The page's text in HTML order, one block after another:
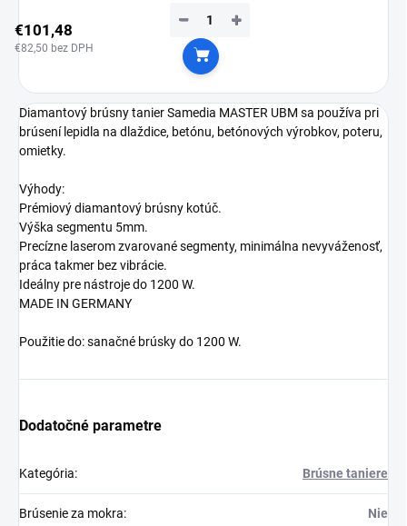
€101,48
€82,50 bez DPH
+
−
Do košíka
Diamantový brúsny tanier Samedia MASTER UBM sa používa pri
brúsení lepidla na dlaždice, betónu, betónových výrobkov, poteru,
omietky.
Výhody:
Prémiový diamantový brúsny kotúč.
Výška segmentu 5mm.
Precízne laserom zvarované segmenty, minimálna nevyváženosť,
práca takmer bez vibrácie.
Ideálny pre nástroje do 1200 W.
MADE IN GERMANY
Použitie do: sanačné brúsky do 1200 W.
Dodatočné parametre
Kategória: Brúsne taniere
Brúsenie za mokra: Nie